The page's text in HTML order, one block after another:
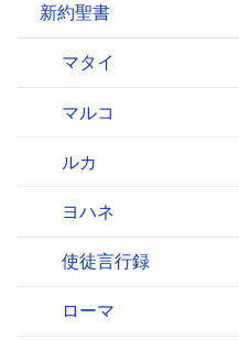
新約聖書
マタイ
マルコ
ルカ
ヨハネ
使徒言行録
ローマ